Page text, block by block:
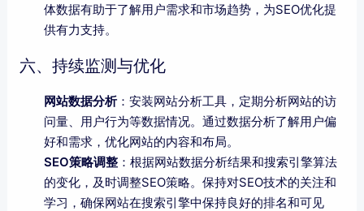
体数据有助于了解用户需求和市场趋势，为SEO优化提
供有力支持。
六、持续监测与优化
网站数据分析：安装网站分析工具，定期分析网站的访
问量、用户行为等数据情况。通过数据分析了解用户偏
好和需求，优化网站的内容和布局。
SEO策略调整：根据网站数据分析结果和搜索引擎算法
的变化，及时调整SEO策略。保持对SEO技术的关注和
学习，确保网站在搜索引擎中保持良好的排名和可见